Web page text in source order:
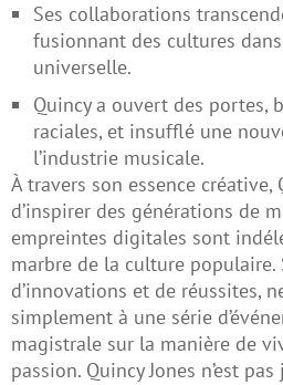
Ses collaborations
fusionnant des cultures
universelle.
Quincy a ouvert des portes,
raciales, et insufflé une
l’industrie musicale.
À travers son essence créative,
d’inspirer des générations de
empreintes digitales sont
marbre de la culture populaire.
d’innovations et de réussites,
simplement à une série
magistrale sur la manière de
passion. Quincy Jones n’est